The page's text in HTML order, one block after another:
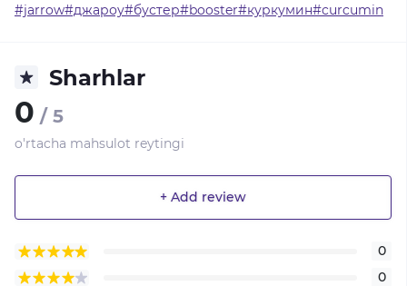
#jarrow#джароу#бустер#booster#куркумин#curcumin
Sharhlar
0 / 5
o'rtacha mahsulot reytingi
+ Add review
0
0